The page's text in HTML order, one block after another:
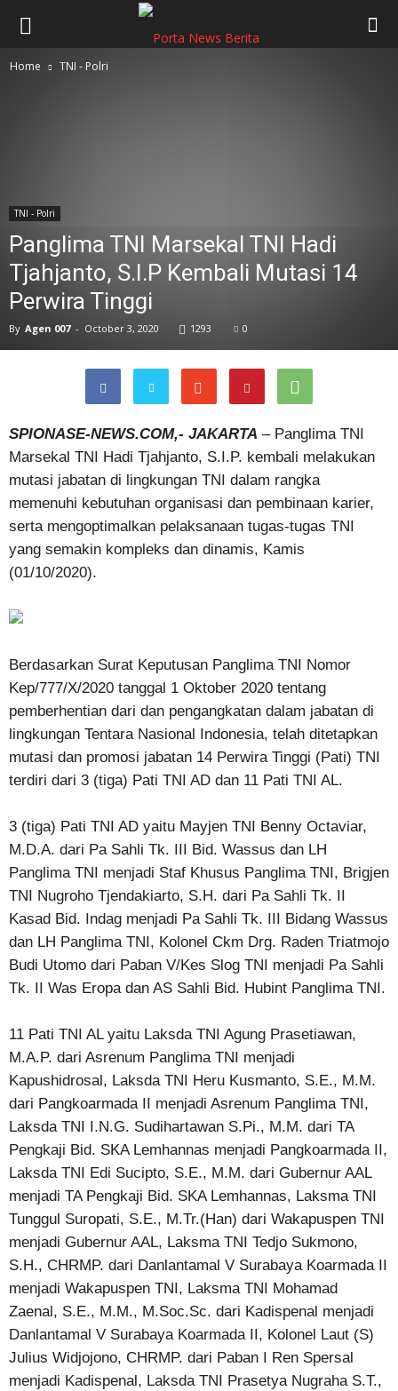
Home TNI - Polri
TNI - Polri
Panglima TNI Marsekal TNI Hadi
Tjahjanto, S.I.P Kembali Mutasi 14
Perwira Tinggi
By Agen 007 - October 3, 2020 1293 0
SPIONASE-NEWS.COM,- JAKARTA – Panglima TNI
Marsekal TNI Hadi Tjahjanto, S.I.P. kembali melakukan
mutasi jabatan di lingkungan TNI dalam rangka
memenuhi kebutuhan organisasi dan pembinaan karier,
serta mengoptimalkan pelaksanaan tugas-tugas TNI
yang semakin kompleks dan dinamis, Kamis
(01/10/2020).
Berdasarkan Surat Keputusan Panglima TNI Nomor
Kep/777/X/2020 tanggal 1 Oktober 2020 tentang
pemberhentian dari dan pengangkatan dalam jabatan di
lingkungan Tentara Nasional Indonesia, telah ditetapkan
mutasi dan promosi jabatan 14 Perwira Tinggi (Pati) TNI
terdiri dari 3 (tiga) Pati TNI AD dan 11 Pati TNI AL.
3 (tiga) Pati TNI AD yaitu Mayjen TNI Benny Octaviar,
M.D.A. dari Pa Sahli Tk. III Bid. Wassus dan LH
Panglima TNI menjadi Staf Khusus Panglima TNI, Brigjen
TNI Nugroho Tjendakiarto, S.H. dari Pa Sahli Tk. II
Kasad Bid. Indag menjadi Pa Sahli Tk. III Bidang Wassus
dan LH Panglima TNI, Kolonel Ckm Drg. Raden Triatmojo
Budi Utomo dari Paban V/Kes Slog TNI menjadi Pa Sahli
Tk. II Was Eropa dan AS Sahli Bid. Hubint Panglima TNI.
11 Pati TNI AL yaitu Laksda TNI Agung Prasetiawan,
M.A.P. dari Asrenum Panglima TNI menjadi
Kapushidrosal, Laksda TNI Heru Kusmanto, S.E., M.M.
dari Pangkoarmada II menjadi Asrenum Panglima TNI,
Laksda TNI I.N.G. Sudihartawan S.Pi., M.M. dari TA
Pengkaji Bid. SKA Lemhannas menjadi Pangkoarmada II,
Laksda TNI Edi Sucipto, S.E., M.M. dari Gubernur AAL
menjadi TA Pengkaji Bid. SKA Lemhannas, Laksma TNI
Tunggul Suropati, S.E., M.Tr.(Han) dari Wakapuspen TNI
menjadi Gubernur AAL, Laksma TNI Tedjo Sukmono,
S.H., CHRMP. dari Danlantamal V Surabaya Koarmada II
menjadi Wakapuspen TNI, Laksma TNI Mohamad
Zaenal, S.E., M.M., M.Soc.Sc. dari Kadispenal menjadi
Danlantamal V Surabaya Koarmada II, Kolonel Laut (S)
Julius Widjojono, CHRMP. dari Paban I Ren Spersal
menjadi Kadispenal, Laksda TNI Prasetya Nugraha S.T.,